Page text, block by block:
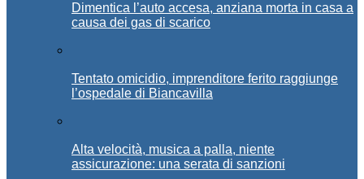
Dimentica l’auto accesa, anziana morta in casa a
causa dei gas di scarico
Tentato omicidio, imprenditore ferito raggiunge
l’ospedale di Biancavilla
Alta velocità, musica a palla, niente
assicurazione: una serata di sanzioni